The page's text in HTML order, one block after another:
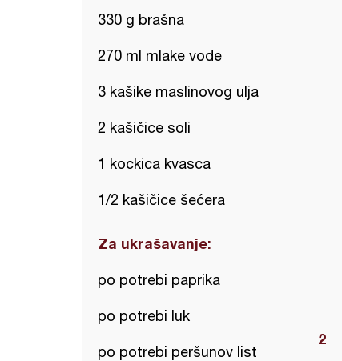
330 g brašna
270 ml mlake vode
3 kašike maslinovog ulja
2 kašičice soli
1 kockica kvasca
1/2 kašičice šećera
Za ukrašavanje:
po potrebi paprika
po potrebi luk
po potrebi peršunov list